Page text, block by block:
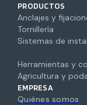
PRODUCTOS
Anclajes y
Tornillería
Sistemas de
Herramientas y
Agricultura y
EMPRESA
Quiénes somos